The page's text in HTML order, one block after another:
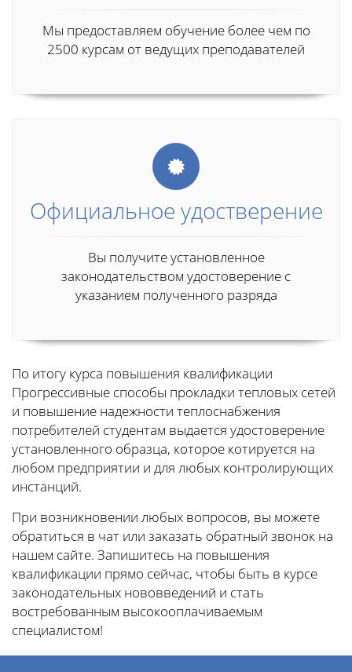
Мы предоставляем обучение более чем по
2500 курсам от ведущих преподавателей
Официальное удостверение
Вы получите установленное
законодательством удостоверение с
указанием полученного разряда
По итогу курса повышения квалификации
Прогрессивные способы прокладки тепловых сетей
и повышение надежности теплоснабжения
потребителей студентам выдается удостоверение
установленного образца, которое котируется на
любом предприятии и для любых контролирующих
инстанций.
При возникновении любых вопросов, вы можете
обратиться в чат или заказать обратный звонок на
нашем сайте. Запишитесь на повышения
квалификации прямо сейчас, чтобы быть в курсе
законодательных нововведений и стать
востребованным высокооплачиваемым
специалистом!